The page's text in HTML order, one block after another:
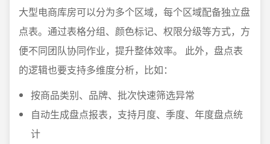
大型电商库房可以分为多个区域，每个区域配备独立盘
点表。通过表格分组、颜色标记、权限分级等方式，方
便不同团队协同作业，提升整体效率。 此外，盘点表
的逻辑也要支持多维度分析，比如：
按商品类别、品牌、批次快速筛选异常
自动生成盘点报表，支持月度、季度、年度盘点统
计